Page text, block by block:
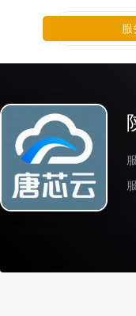
服